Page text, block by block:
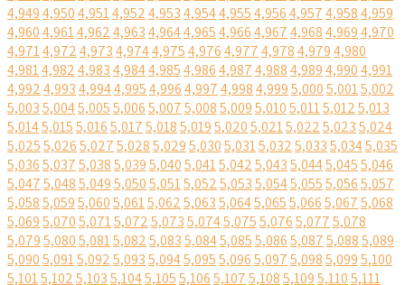
4,9494,9504,9514,9524,9534,9544,9554,9564,9574,9584,959
4,9604,9614,9624,9634,9644,9654,9664,9674,9684,9694,970
4,9714,9724,9734,9744,9754,9764,9774,9784,9794,980
4,9814,9824,9834,9844,9854,9864,9874,9884,9894,9904,991
4,9924,9934,9944,9954,9964,9974,9984,9995,0005,0015,002
5,0035,0045,0055,0065,0075,0085,0095,0105,0115,0125,013
5,0145,0155,0165,0175,0185,0195,0205,0215,0225,0235,024
5,0255,0265,0275,0285,0295,0305,0315,0325,0335,0345,035
5,0365,0375,0385,0395,0405,0415,0425,0435,0445,0455,046
5,0475,0485,0495,0505,0515,0525,0535,0545,0555,0565,057
5,0585,0595,0605,0615,0625,0635,0645,0655,0665,0675,068
5,0695,0705,0715,0725,0735,0745,0755,0765,0775,078
5,0795,0805,0815,0825,0835,0845,0855,0865,0875,0885,089
5,0905,0915,0925,0935,0945,0955,0965,0975,0985,0995,100
5,1015,1025,1035,1045,1055,1065,1075,1085,1095,1105,111